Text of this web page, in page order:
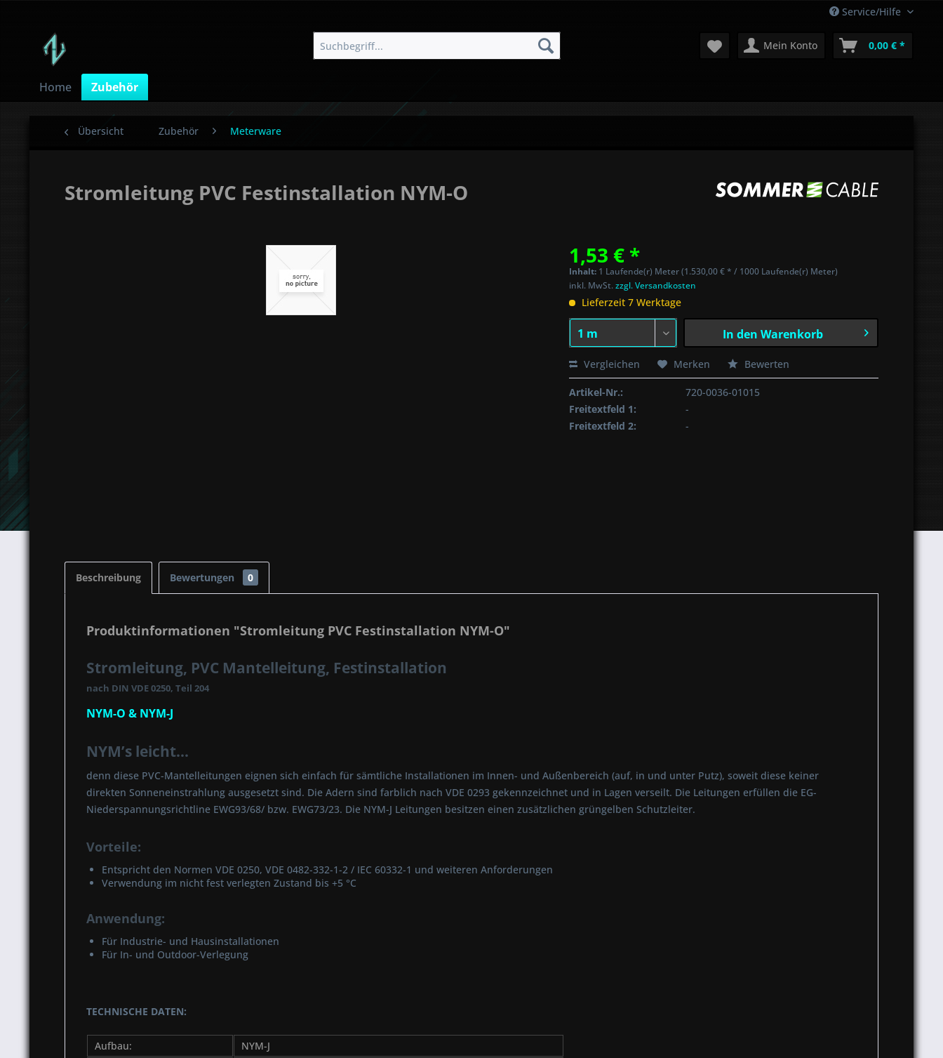
Service/Hilfe
Mein Konto 0,00 € *
Home Zubehör
Übersicht Zubehör Meterware
Stromleitung PVC Festinstallation NYM-O
1,53 € *
Inhalt: 1 Laufende(r) Meter (1.530,00 € * / 1000 Laufende(r) Meter)
inkl. MwSt.zzgl. Versandkosten
Lieferzeit 7 Werktage
In den Warenkorb
Vergleichen Merken Bewerten
Artikel-Nr.:
720-0036-01015
Freitextfeld 1:
-
Freitextfeld 2:
-
Beschreibung Bewertungen 0
Produktinformationen "Stromleitung PVC Festinstallation NYM-O"
Stromleitung, PVC Mantelleitung, Festinstallation
nach DIN VDE 0250, Teil 204
NYM-O & NYM-J
NYM’s leicht...
denn diese PVC-Mantelleitungen eignen sich einfach für sämtliche Installationen im Innen- und Außenbereich (auf, in und unter Putz), soweit diese keiner
direkten Sonneneinstrahlung ausgesetzt sind. Die Adern sind farblich nach VDE 0293 gekennzeichnet und in Lagen verseilt. Die Leitungen erfüllen die EG-
Niederspannungsrichtline EWG93/68/ bzw. EWG73/23. Die NYM-J Leitungen besitzen einen zusätzlichen grüngelben Schutzleiter.
Vorteile:
Entspricht den Normen VDE 0250, VDE 0482-332-1-2 / IEC 60332-1 und weiteren Anforderungen
Verwendung im nicht fest verlegten Zustand bis +5 °C
Anwendung:
Für Industrie- und Hausinstallationen
Für In- und Outdoor-Verlegung
TECHNISCHE DATEN:
Aufbau:
NYM-J